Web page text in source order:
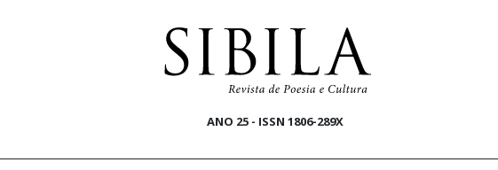
ANO 25 - ISSN 1806-289X